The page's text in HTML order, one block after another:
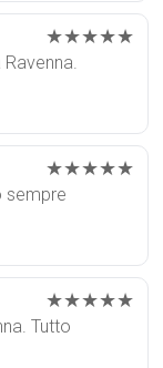
★★★★★
★★★★★
sempre
★★★★★
Tutto